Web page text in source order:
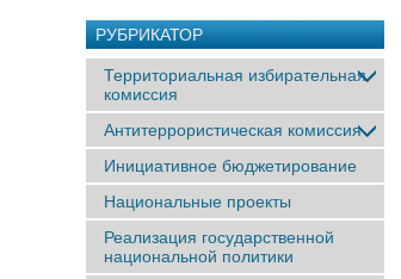
РУБРИКАТОР
Территориальная избирательная
комиссия
Антитеррористическая комиссия
Инициативное бюджетирование
Национальные проекты
Реализация государственной
национальной политики